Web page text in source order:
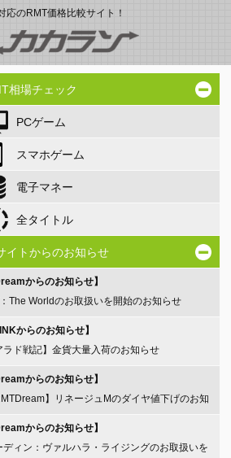
応のRMT価格比較サイト！
相場チェック
PCゲーム
スマホゲーム
電子マネー
全タイトル
イトからのお知らせ
からのお知らせ】
The Worldのお取扱いを開始のお知らせ
からのお知らせ】
ラド戦記】金貨大量入荷のお知らせ
からのお知らせ】
】リネージュMのダイヤ値下げのお知
からのお知らせ】
ディン：ヴァルハラ・ライジングのお取扱いを